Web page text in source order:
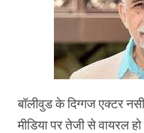
बॉलीवुड के दिग्गज एक्टर
मीडिया पर तेजी से वायरल